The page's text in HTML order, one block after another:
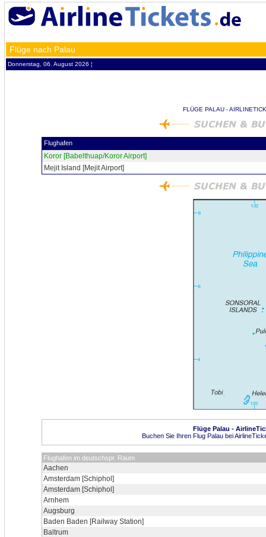
Flüge nach Palau
Donnerstag, 06. August 2026 ¦
FLÜGE PALAU -
Flughafen
Koror [Babelthuap/Koror Airport]
Mejit Island [Mejit Airport]
Flüge Palau -
Buchen Sie Ihren Flug Palau bei
Flughafen im deutschspr. Raum
Aachen
Amsterdam [Schiphol]
Amsterdam [Schiphol]
Arnhem
Augsburg
Baden Baden [Railway Station]
Baltrum